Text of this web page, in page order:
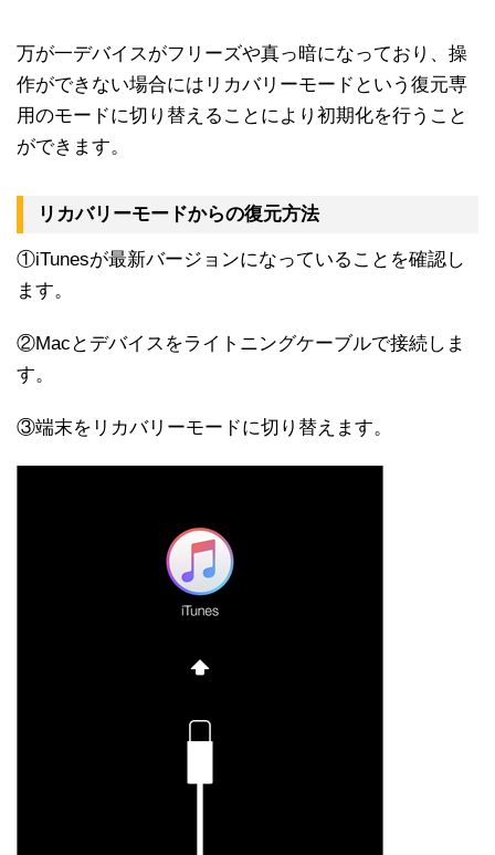
万が一デバイスがフリーズや真っ暗になっており、操
作ができない場合にはリカバリーモードという復元専
用のモードに切り替えることにより初期化を行うこと
ができます。
リカバリーモードからの復元方法
①iTunesが最新バージョンになっていることを確認し
ます。
②Macとデバイスをライトニングケーブルで接続しま
す。
③端末をリカバリーモードに切り替えます。